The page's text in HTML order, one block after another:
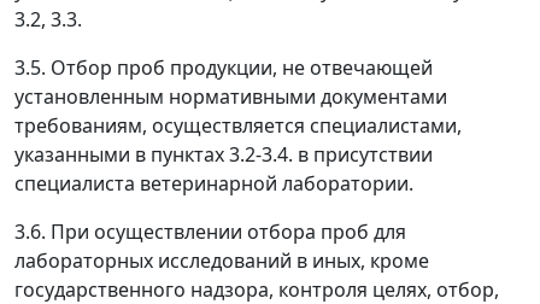
3.2, 3.3.
3.5. Отбор проб продукции, не отвечающей
установленным нормативными документами
требованиям, осуществляется специалистами,
указанными в пунктах 3.2-3.4. в присутствии
специалиста ветеринарной лаборатории.
3.6. При осуществлении отбора проб для
лабораторных исследований в иных, кроме
государственного надзора, контроля целях, отбор,